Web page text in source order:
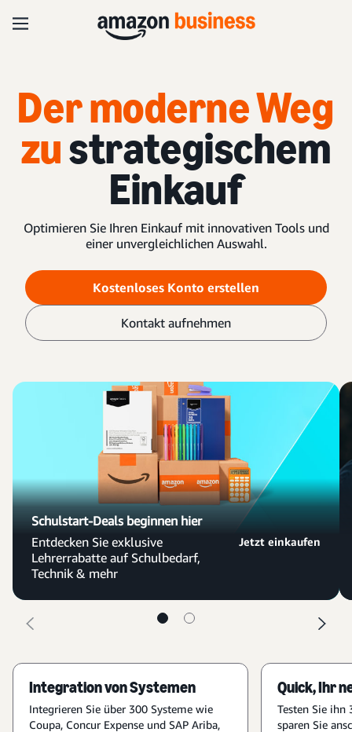
Der moderne Weg
zustrategischem
Einkauf
Optimieren Sie Ihren Einkauf mit innovativen Tools und
einer unvergleichlichen Auswahl.
Kostenloses Konto erstellen
Kontakt aufnehmen
Schulstart-Deals beginnen hier
Entdecken Sie exklusive
Lehrerrabatte auf Schulbedarf,
Technik & mehr
Jetzt einkaufen
Integration von Systemen
Integrieren Sie über 300 Systeme wie
Coupa, Concur Expense und SAP Ariba,
Quick, Ihr
Testen Sie ihn
sparen Sie